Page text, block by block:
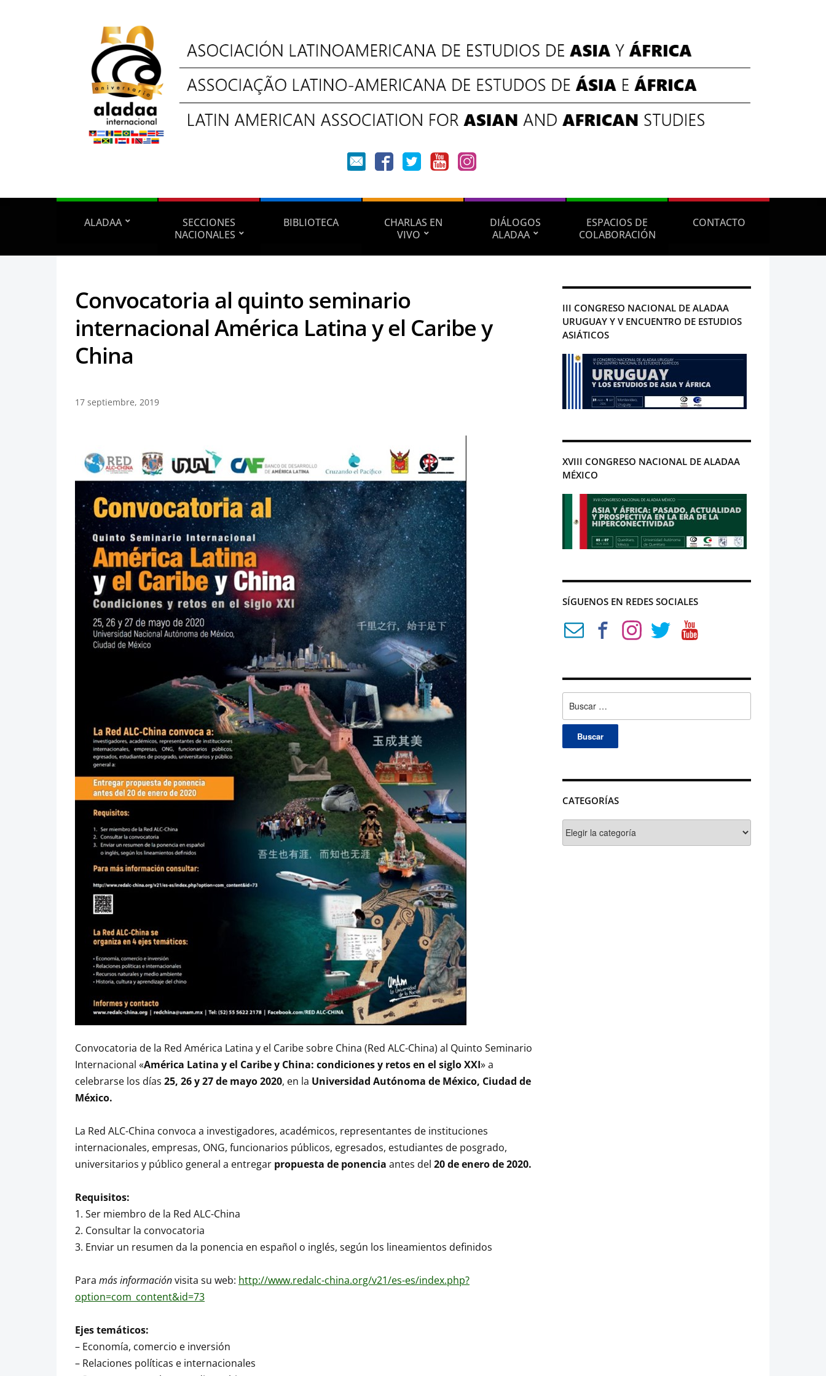
ALADAA
SECCIONES
NACIONALES
BIBLIOTECA
CHARLAS EN
VIVO
DIÁLOGOS
ALADAA
ESPACIOS DE
COLABORACIÓN
CONTACTO
Convocatoria al quinto seminario
internacional América Latina y el Caribe y
China
17 septiembre, 2019
Convocatoria de la Red América Latina y el Caribe sobre China (Red ALC-China) al Quinto Seminario
Internacional «América Latina y el Caribe y China: condiciones y retos en el siglo XXI» a
celebrarse los días 25, 26 y 27 de mayo 2020, en la Universidad Autónoma de México, Ciudad de
México.
La Red ALC-China convoca a investigadores, académicos, representantes de instituciones
internacionales, empresas, ONG, funcionarios públicos, egresados, estudiantes de posgrado,
universitarios y público general a entregar propuesta de ponencia antes del 20 de enero de 2020.
Requisitos:
1. Ser miembro de la Red ALC-China
2. Consultar la convocatoria
3. Enviar un resumen da la ponencia en español o inglés, según los lineamientos definidos
Para más informaciónvisita su web: http://www.redalc-china.org/v21/es-es/index.php?
option=com_content&id=73
Ejes temáticos:
– Economía, comercio e inversión
– Relaciones políticas e internacionales
III CONGRESO NACIONAL DE ALADAA
URUGUAY Y V ENCUENTRO DE ESTUDIOS
ASIÁTICOS
XVIII CONGRESO NACIONAL DE ALADAA
MÉXICO
SÍGUENOS EN REDES SOCIALES
CATEGORÍAS